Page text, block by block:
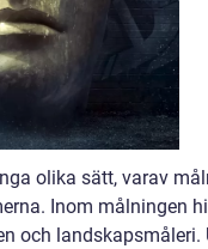
olika sätt, varav
Inom målningen
och landskapsmåleri.